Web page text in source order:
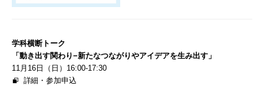
学科横断トーク
「動き出す関わり−新たなつながりやアイデアを⽣み出す」
11⽉16⽇（日）16:00-17:30
詳細・参加申込